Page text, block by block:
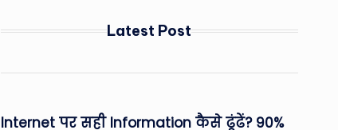
Latest Post
Internet पर सही Information कैसे ढूंढें? 90%